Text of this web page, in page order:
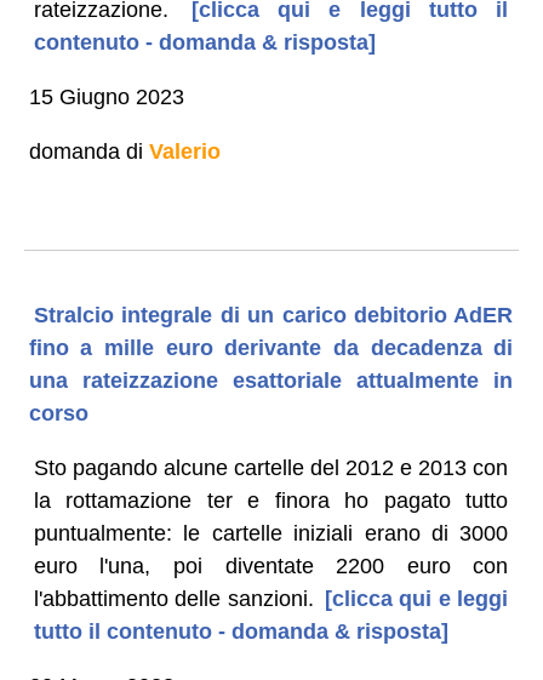
rateizzazione.
[clicca qui e leggi tutto il
contenuto - domanda & risposta]
15 Giugno 2023
domanda di Valerio
Stralcio integrale di un carico debitorio AdER
fino a mille euro derivante da decadenza di
una rateizzazione esattoriale attualmente in
corso
Sto pagando alcune cartelle del 2012 e 2013 con
la rottamazione ter e finora ho pagato tutto
puntualmente: le cartelle iniziali erano di 3000
euro l'una, poi diventate 2200 euro con
l'abbattimento delle sanzioni. [clicca qui e leggi
tutto il contenuto - domanda & risposta]